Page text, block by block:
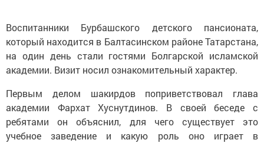
Воспитанники Бурбашского детского пансионата,
который находится в Балтасинском районе Татарстана,
на один день стали гостями Болгарской исламской
академии. Визит носил ознакомительный характер.
Первым делом шакирдов поприветствовал глава
академии Фархат Хуснутдинов. В своей беседе с
ребятами он объяснил, для чего существует это
учебное заведение и какую роль оно играет в